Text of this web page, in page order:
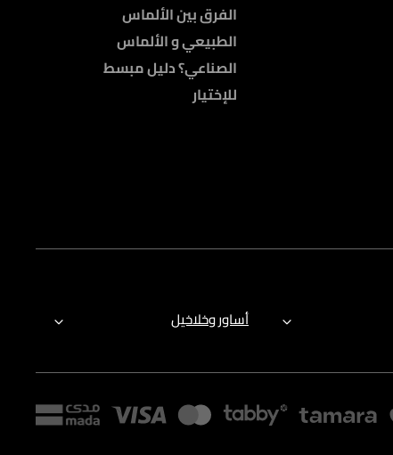
الفرق بين الألماس
الطبيعي و الألماس
الصناعي؟ دليل مبسط
للإختيار
أساور وخلاخيل